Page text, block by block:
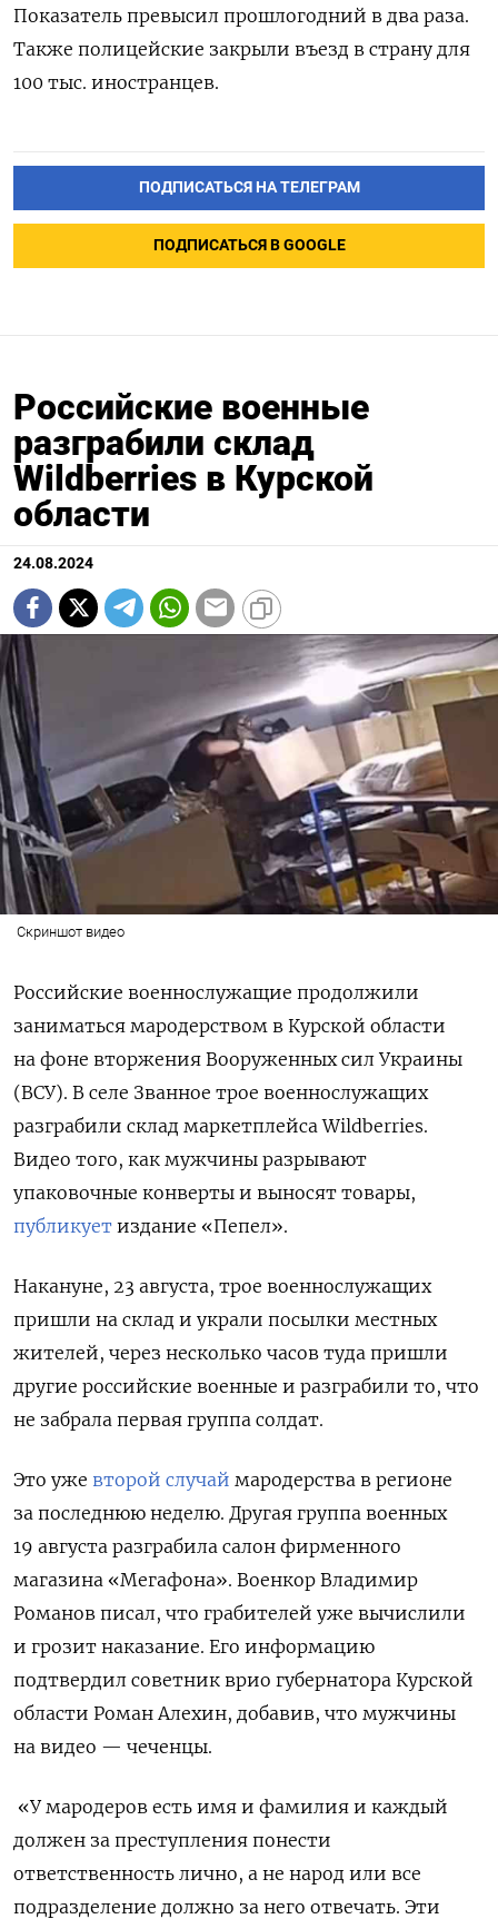
Показатель превысил прошлогодний в два раза.
Также полицейские закрыли въезд в страну для
100 тыс. иностранцев.
ПОДПИСАТЬСЯ НА ТЕЛЕГРАМ
ПОДПИСАТЬСЯ В GOOGLE
Российские военные
разграбили склад
Wildberries в Курской
области
24.08.2024
Скриншот видео
Российские военнослужащие продолжили
заниматься мародерством в Курской области
на фоне вторжения Вооруженных сил Украины
(ВСУ). В селе Званное трое военнослужащих
разграбили склад маркетплейса Wildberries.
Видео того, как мужчины разрывают
упаковочные конверты и выносят товары,
публикует издание «Пепел».
Накануне, 23 августа, трое военнослужащих
пришли на склад и украли посылки местных
жителей, через несколько часов туда пришли
другие российские военные и разграбили то, что
не забрала первая группа солдат.
Это уже второй случай мародерства в регионе
за последнюю неделю. Другая группа военных
19 августа разграбила салон фирменного
магазина «Мегафона». Военкор Владимир
Романов писал, что грабителей уже вычислили
и грозит наказание. Его информацию
подтвердил советник врио губернатора Курской
области Роман Алехин, добавив, что мужчины
на видео — чеченцы.
«У мародеров есть имя и фамилия и каждый
должен за преступления понести
ответственность лично, а не народ или все
подразделение должно за него отвечать. Эти